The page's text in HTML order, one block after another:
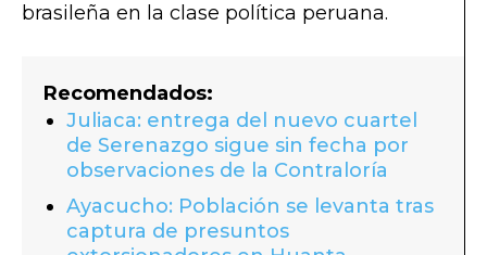
brasileña en la clase política peruana.
Recomendados:
Juliaca: entrega del nuevo cuartel
de Serenazgo sigue sin fecha por
observaciones de la Contraloría
Ayacucho: Población se levanta tras
captura de presuntos